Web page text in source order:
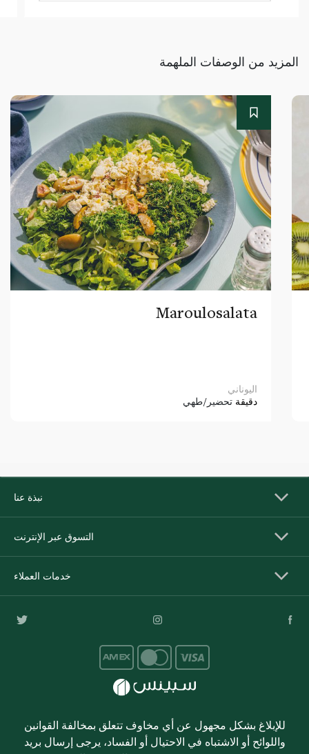
المزيد من الوصفات الملهمة
Maroulosalata
اليوناني
دقيقة تحضير/طهي
نبذة عنا
التسوق عبر الإنترنت
خدمات العملاء
للإبلاغ بشكل مجهول عن أي مخاوف تتعلق بمخالفة القوانين
واللوائح أو الاشتباه في الاحتيال أو الفساد، يرجى إرسال بريد